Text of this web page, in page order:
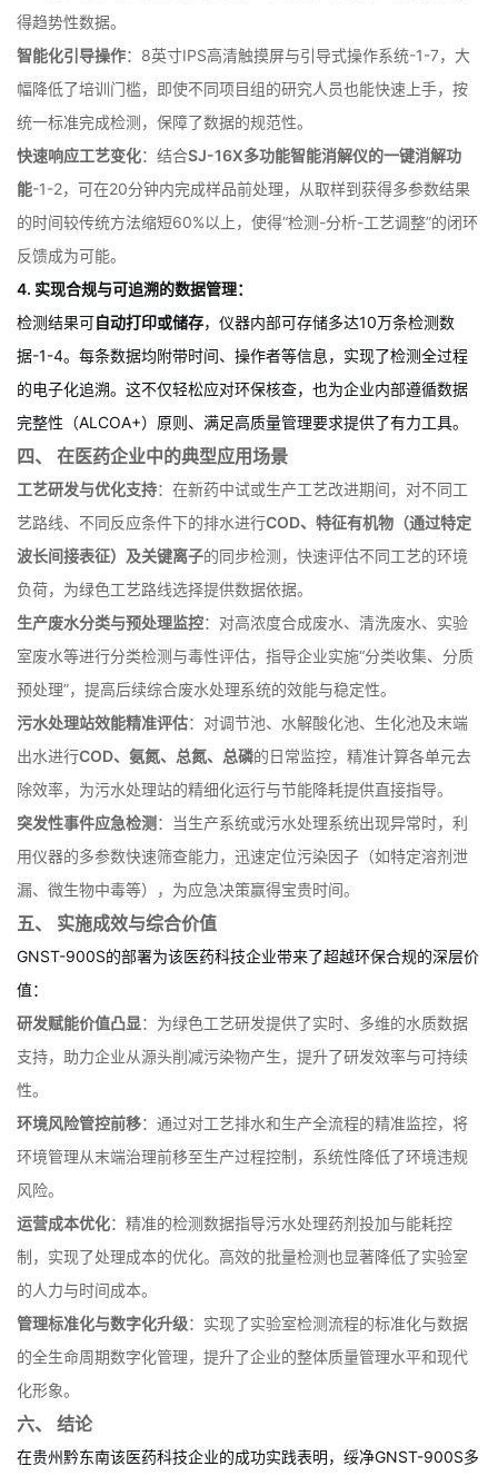
高通量批量检测
工艺对比实验或多点采样分析时的工作效率，使研发人员能快速获
得趋势性数据。
智能化引导操作：8英寸IPS高清触摸屏与引导式操作系统
幅降低了培训门槛，即使不同项目组的研究人员也能快速上手，按
统一标准完成检测，保障了数据的规范性。
快速响应工艺变化：结合SJ-16X多功能智能消解仪的一键消解功
能-1-2，可在20分钟内完成样品前处理，从取样到获得多参数结果
的时间较传统方法缩短60%以上，使得“检测-分析-工艺调整”的闭环
反馈成为可能。
4. 实现合规与可追溯的数据管理：
检测结果可自动打印或储存，仪器内部可存储多达10万条检测数
据-1-4 。每条数据均附带时间、操作者等信息，实现了检测全过程
的电子化追溯。这不仅轻松应对环保核查，也为企业内部遵循数据
完整性（ALCOA+）原则、满足高质量管理要求提供了有力工具。
四、 在医药企业中的典型应用场景
工艺研发与优化支持：在新药中试或生产工艺改进期间，对不同工
艺路线、不同反应条件下的排水进行COD、特征有机物（通过特定
波长间接表征）及关键离子的同步检测，快速评估不同工艺的环境
负荷，为绿色工艺路线选择提供数据依据。
生产废水分类与预处理监控：对高浓度合成废水、清洗废水、实验
室废水等进行分类检测与毒性评估，指导企业实施“分类收集、分质
预处理”，提高后续综合废水处理系统的效能与稳定性。
污水处理站效能精准评估：对调节池、水解酸化池、生化池及末端
出水进行COD、氨氮、总氮、总磷的日常监控，精准计算各单元去
除效率，为污水处理站的精细化运行与节能降耗提供直接指导。
突发性事件应急检测
：当生产系统或污水处理系统出现异常时，利
用仪器的多参数快速筛查能力，迅速定位污染因子（如特定溶剂泄
漏、微生物中毒等），为应急决策赢得宝贵时间。
五、 实施成效与综合价值
GNST-900S的部署为该医药科技企业带来了超越环保合规的深层价
值：
研发赋能价值凸显
支持，助力企业从源头削减污染物产生，提升了研发效率与可持续
性。
环境风险管控前移
环境管理从末端治理前移至生产过程控制，系统性降低了环境违规
风险。
运营成本优化：精准的检测数据指导污水处理药剂投加与能耗控
制，实现了处理成本的优化。高效的批量检测也显著降低了实验室
的人力与时间成本。
管理标准化与数字化升级
的全生命周期数字化管理，提升了企业的整体质量管理水平和现代
化形象。